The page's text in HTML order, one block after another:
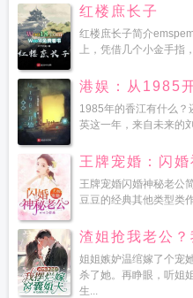
红楼庶长子
红楼庶长子简介
上，凭借几个小金手指
港娱：从1985
1985年的香江有什么？
英这一年，来自未来的
王牌宠婚：闪婚
王牌宠婚闪婚神秘老公
豆豆的经典其他类型类
渣姐抢我老公
姐姐嫉妒温绾嫁了个宠
杀了她。再睁眼，听姐
生...